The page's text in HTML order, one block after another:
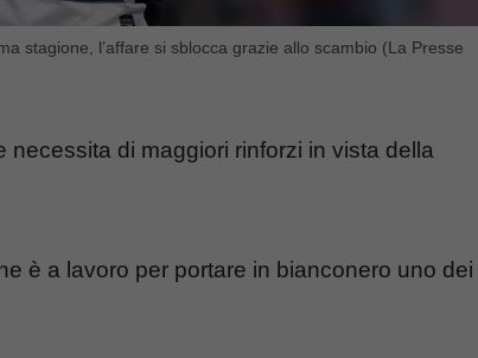
stagione, l’affare si sblocca grazie allo scambio (La Presse
di maggiori rinforzi in vista della
è a lavoro per portare in bianconero uno dei